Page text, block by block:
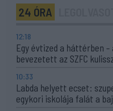
24 ÓRA
12:18
Egy évtized a háttérben
bevezetett az SZFC
10:33
Labda helyett ecset:
egykori iskolája falát a